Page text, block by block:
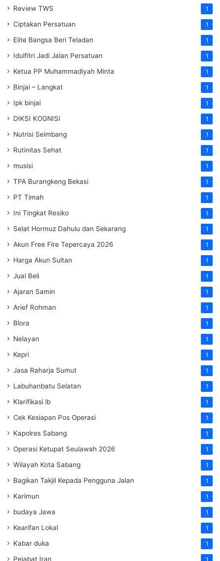
Review TWS 1
Ciptakan Persatuan 1
Elite Bangsa Beri Teladan 1
Idulfitri Jadi Jalan Persatuan 1
Ketua PP Muhammadiyah Minta 1
Binjai – Langkat 1
Ipk binjai 1
DIKSI KOGNISI 1
Nutrisi Seimbang 1
Rutinitas Sehat 1
musisi 1
TPA Burangkeng Bekasi 1
PT Timah 1
Ini Tingkat Resiko 1
Selat Hormuz Dahulu dan Sekarang 1
Akun Free Fire Tepercaya 2026 1
Harga Akun Sultan 1
Jual Beli 1
Ajaran Samin 1
Arief Rohman 1
Blora 1
Nelayan 1
Kepri 1
Jasa Raharja Sumut 1
Labuhanbatu Selatan 1
Klarifikasi lb 1
Cek Kesiapan Pos Operasi 1
Kapolres Sabang 1
Operasi Ketupat Seulawah 2026 1
Wilayah Kota Sabang 1
Bagikan Takjil Kepada Pengguna Jalan 1
Karimun 1
budaya Jawa 1
Kearifan Lokal 1
Kabar duka 1
Pejabat Iran 1